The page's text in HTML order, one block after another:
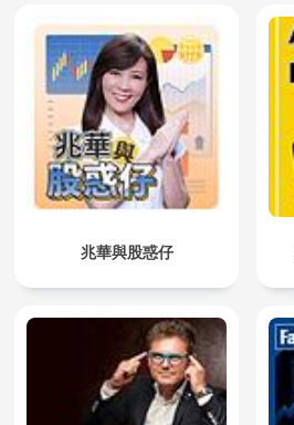
兆華與股惑仔